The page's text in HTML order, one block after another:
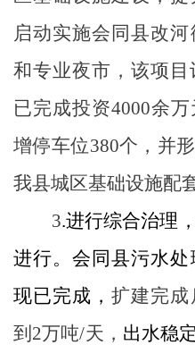
启动实施会同县改
和专业夜市，该项目
已完成投资4000余万
增停车位380个，并
我县城区基础设施配套
3.进行综合治理
进行。会同县污水处
现已完成，扩建完成
到 2万吨/天， 出水稳